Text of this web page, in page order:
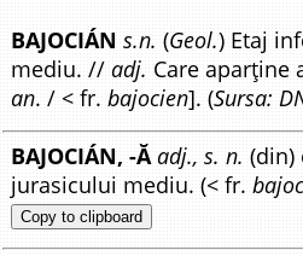
BAJOCIÁN s.n. (Geol.) Etaj
mediu. //adj. Care aparține
an. / < fr.bajocien]. (Sursa:
BAJOCIÁN, -Ă adj., s. n. (din)
jurasicului mediu. (< fr.
Copy to clipboard